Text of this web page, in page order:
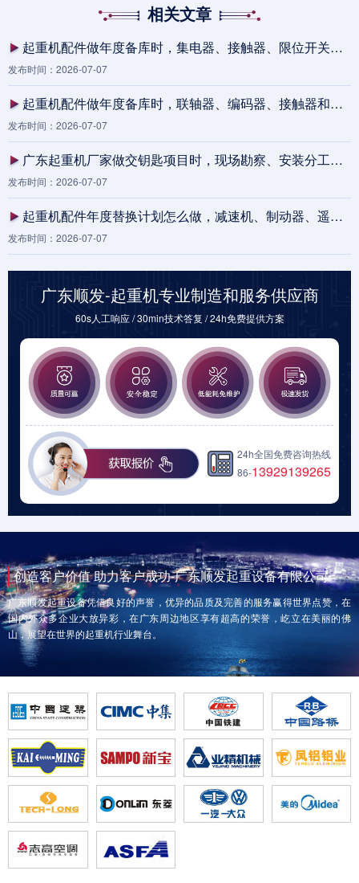
相关文章
起重机配件做年度备库时，集电器、接触器、限位开关和遥控接收器为何要按停机损失而不是单价排序
发布时间：2026-07-07
起重机配件做年度备库时，联轴器、编码器、接触器和遥控接收器怎么按停机后果分层配置
发布时间：2026-07-07
广东起重机厂家做交钥匙项目时，现场勘察、安装分工和培训移交为什么要写进报价边界
发布时间：2026-07-07
起重机配件年度替换计划怎么做，减速机、制动器、遥控器和电缆卷筒不能只按单价排
发布时间：2026-07-07
广东顺发-起重机专业制造和服务供应商
60s人工响应 / 30min技术答复 / 24h免费提供方案
24h全国免费咨询热线
86-13929139265
创造客户价值 助力客户成功-广东顺发起重设备有限公司
广东顺发起重设备凭借良好的声誉，优异的品质及完善的服务赢得世界点赞，在
国内外众多企业大放异彩，在广东周边地区享有超高的荣誉，屹立在美丽的佛
山，展望在世界的起重机行业舞台。